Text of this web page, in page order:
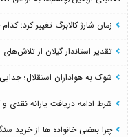
زمان شارژ کالابرگ تغییر کرد؛
تقدیر استاندار گیلان از
شوک به هواداران استقلال؛
شرط ادامه دریافت یارانه نقدی و
چرا بعضی خانواده ها از خرید